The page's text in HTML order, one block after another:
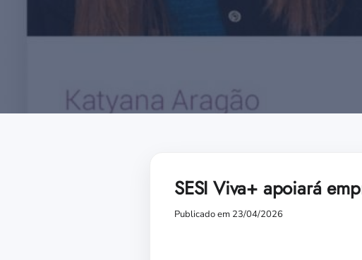
SESI Viva+ apoiará
Publicado em 23/04/2026